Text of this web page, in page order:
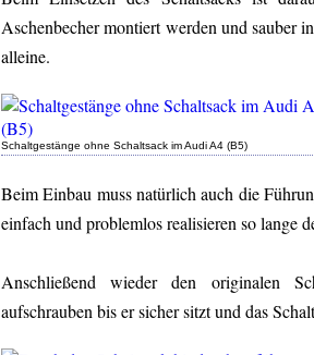
Aschenbecher montiert werden und sauber
alleine.
Schaltgestänge ohne Schaltsack im Audi A4 (B5)
Beim Einbau muss natürlich auch die
einfach und problemlos realisieren so lange
Anschließend wieder den originalen
aufschrauben bis er sicher sitzt und das